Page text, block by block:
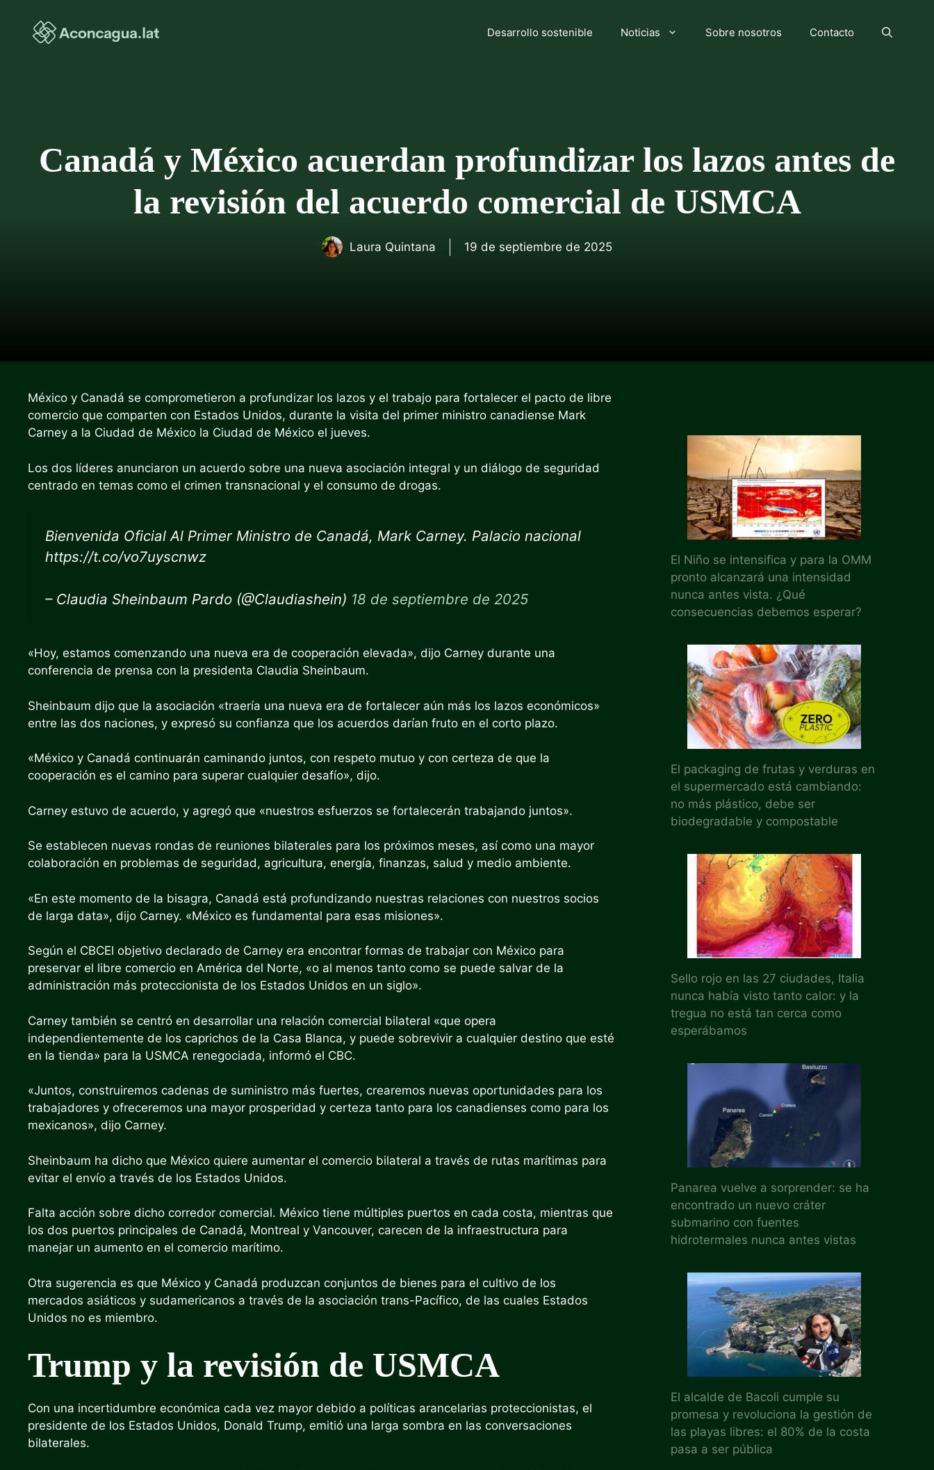
contenido
Desarrollo sostenible Noticias Sobre nosotros Contacto
Canadá y México acuerdan profundizar los lazos antes de
la revisión del acuerdo comercial de USMCA
Laura Quintana 19 de septiembre de 2025
México y Canadá se comprometieron a profundizar los lazos y el trabajo para fortalecer el pacto de libre
comercio que comparten con Estados Unidos, durante la visita del primer ministro canadiense Mark
Carney a la Ciudad de México la Ciudad de México el jueves.
Los dos líderes anunciaron un acuerdo sobre una nueva asociación integral y un diálogo de seguridad
centrado en temas como el crimen transnacional y el consumo de drogas.
Bienvenida Oficial Al Primer Ministro de Canadá, Mark Carney. Palacio nacional
https://t.co/vo7uyscnwz
– Claudia Sheinbaum Pardo (@Claudiashein) 18 de septiembre de 2025
«Hoy, estamos comenzando una nueva era de cooperación elevada», dijo Carney durante una
conferencia de prensa con la presidenta Claudia Sheinbaum.
Sheinbaum dijo que la asociación «traería una nueva era de fortalecer aún más los lazos económicos»
entre las dos naciones, y expresó su confianza que los acuerdos darían fruto en el corto plazo.
«México y Canadá continuarán caminando juntos, con respeto mutuo y con certeza de que la
cooperación es el camino para superar cualquier desafío», dijo.
Carney estuvo de acuerdo, y agregó que «nuestros esfuerzos se fortalecerán trabajando juntos».
Se establecen nuevas rondas de reuniones bilaterales para los próximos meses, así como una mayor
colaboración en problemas de seguridad, agricultura, energía, finanzas, salud y medio ambiente.
«En este momento de la bisagra, Canadá está profundizando nuestras relaciones con nuestros socios
de larga data», dijo Carney. «México es fundamental para esas misiones».
Según el CBCEl objetivo declarado de Carney era encontrar formas de trabajar con México para
preservar el libre comercio en América del Norte, «o al menos tanto como se puede salvar de la
administración más proteccionista de los Estados Unidos en un siglo».
Carney también se centró en desarrollar una relación comercial bilateral «que opera
independientemente de los caprichos de la Casa Blanca, y puede sobrevivir a cualquier destino que esté
en la tienda» para la USMCA renegociada, informó el CBC.
«Juntos, construiremos cadenas de suministro más fuertes, crearemos nuevas oportunidades para los
trabajadores y ofreceremos una mayor prosperidad y certeza tanto para los canadienses como para los
mexicanos», dijo Carney.
Sheinbaum ha dicho que México quiere aumentar el comercio bilateral a través de rutas marítimas para
evitar el envío a través de los Estados Unidos.
Falta acción sobre dicho corredor comercial. México tiene múltiples puertos en cada costa, mientras que
los dos puertos principales de Canadá, Montreal y Vancouver, carecen de la infraestructura para
manejar un aumento en el comercio marítimo.
Otra sugerencia es que México y Canadá produzcan conjuntos de bienes para el cultivo de los
mercados asiáticos y sudamericanos a través de la asociación trans-Pacífico, de las cuales Estados
Unidos no es miembro.
Trump y la revisión de USMCA
Con una incertidumbre económica cada vez mayor debido a políticas arancelarias proteccionistas, el
presidente de los Estados Unidos, Donald Trump, emitió una larga sombra en las conversaciones
bilaterales.
El Niño se intensifica y para la OMM
pronto alcanzará una intensidad
nunca antes vista. ¿Qué
consecuencias debemos esperar?
El packaging de frutas y verduras en
el supermercado está cambiando:
no más plástico, debe ser
biodegradable y compostable
Sello rojo en las 27 ciudades, Italia
nunca había visto tanto calor: y la
tregua no está tan cerca como
esperábamos
Panarea vuelve a sorprender: se ha
encontrado un nuevo cráter
submarino con fuentes
hidrotermales nunca antes vistas
El alcalde de Bacoli cumple su
promesa y revoluciona la gestión de
las playas libres: el 80% de la costa
pasa a ser pública